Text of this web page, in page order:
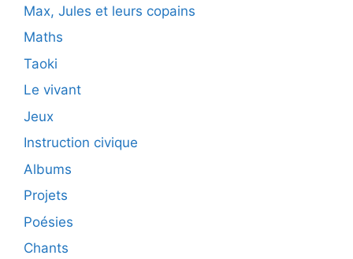
Max, Jules et leurs copains
Maths
Taoki
Le vivant
Jeux
Instruction civique
Albums
Projets
Poésies
Chants